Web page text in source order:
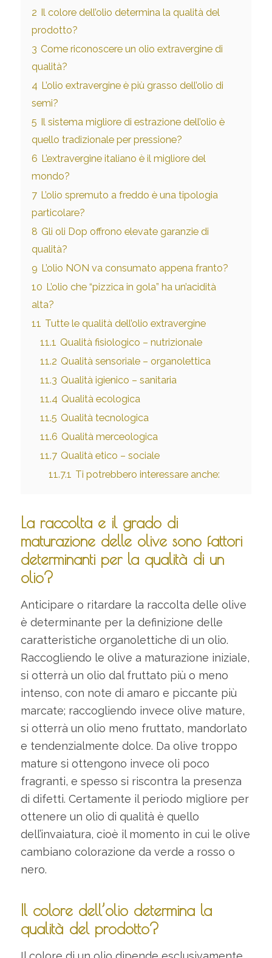
2 Il colore dell’olio determina la qualità del
prodotto?
3 Come riconoscere un olio extravergine di
qualità?
4 L’olio extravergine è più grasso dell’olio di
semi?
5 Il sistema migliore di estrazione dell’olio è
quello tradizionale per pressione?
6 L’extravergine italiano è il migliore del
mondo?
7 L’olio spremuto a freddo è una tipologia
particolare?
8 Gli oli Dop offrono elevate garanzie di
qualità?
9 L’olio NON va consumato appena franto?
10 L’olio che “pizzica in gola” ha un’acidità
alta?
11 Tutte le qualità dell’olio extravergine
11.1 Qualità fisiologico – nutrizionale
11.2 Qualità sensoriale – organolettica
11.3 Qualità igienico – sanitaria
11.4 Qualità ecologica
11.5 Qualità tecnologica
11.6 Qualità merceologica
11.7 Qualità etico – sociale
11.7.1 Ti potrebbero interessare anche:
La raccolta e il grado di
maturazione delle olive sono fattori
determinanti per la qualità di un
olio?
Anticipare o ritardare la raccolta delle olive
è determinante per la definizione delle
caratteristiche organolettiche di un olio.
Raccogliendo le olive a maturazione iniziale,
si otterrà un olio dal fruttato più o meno
intenso, con note di amaro e piccante più
marcate; raccogliendo invece olive mature,
si otterrà un olio meno fruttato, mandorlato
e tendenzialmente dolce. Da olive troppo
mature si ottengono invece oli poco
fragranti, e spesso si riscontra la presenza
di difetti. Certamente il periodo migliore per
ottenere un olio di qualità è quello
dell’invaiatura, cioè il momento in cui le olive
cambiano colorazione da verde a rosso o
nero.
Il colore dell’olio determina la
qualità del prodotto?